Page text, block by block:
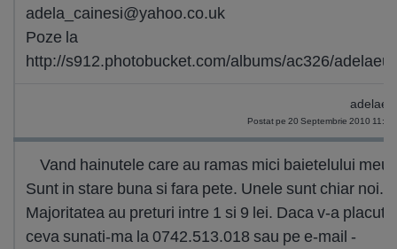
adela_cainesi@yahoo.co.uk
Poze la
http://s912.photobucket.com/albums/ac326/adelaeu/
adelaeu
Postat pe 20 Septembrie 2010 11:34
Vand hainutele care au ramas mici baietelului meu.
Sunt in stare buna si fara pete. Unele sunt chiar noi.
Majoritatea au preturi intre 1 si 9 lei. Daca v-a placut
ceva sunati-ma la 0742.513.018 sau pe e-mail -